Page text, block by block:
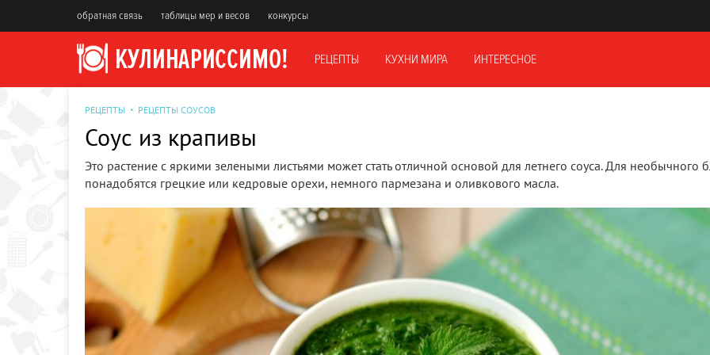
обратная связь таблицы мер и весов конкурсы
РЕЦЕПТЫ КУХНИ МИРА ИНТЕРЕСНОЕ
РЕЦЕПТЫ РЕЦЕПТЫ СОУСОВ
Соус из крапивы
Это растение с яркими зелеными листьями может стать отличной основой для летнего соуса. Для необычного
понадобятся грецкие или кедровые орехи, немного пармезана и оливкового масла.